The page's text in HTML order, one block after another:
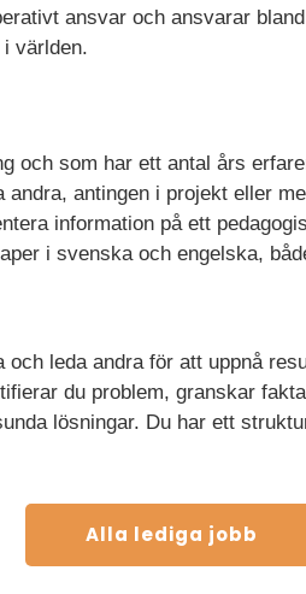
ansvar och ansvarar
världen.
och som har ett antal års
antingen i projekt eller
information på ett
i svenska och engelska,
leda andra för att uppnå
du problem, granskar
lösningar. Du har ett
Alla lediga jobb